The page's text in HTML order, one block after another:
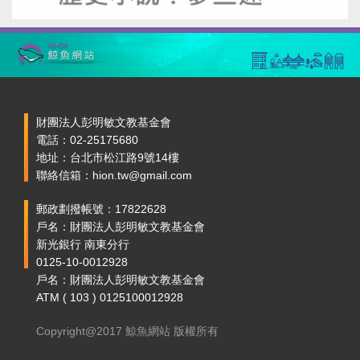
財團法人彭明敏文教基金會
電話：02-25175680
地址：台北市松江路9號14樓
聯絡信箱：hion.tw@gmail.com
郵政劃撥帳號：17822628
戶名：財團法人彭明敏文教基金會
新光銀行 南東分行
0125-10-0012928
戶名：財團法人彭明敏文教基金會
ATM ( 103 ) 0125100012928
Copyright@2017 鯨魚網站 版權所有